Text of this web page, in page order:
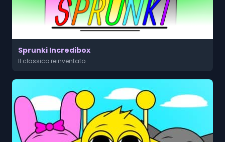
Sprunki Incredibox
Il classico reinventato